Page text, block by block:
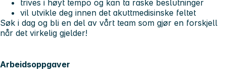
trives i høyt tempo og kan ta raske beslutninger
vil utvikle deg innen det akuttmedisinske feltet
Søk i dag og bli en del av vårt team som gjør en forskjell
når det virkelig gjelder!
Arbeidsoppgaver